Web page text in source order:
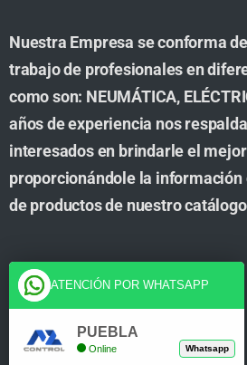
Nuestra Empresa se conforma
trabajo de profesionales en
como son: NEUMÁTICA,
años de experiencia nos
interesados en brindarle el
proporcionándole la información
de productos de nuestro
Cuenta
Tienda
ATENCIÓN POR WHATSAPP
PUEBLA
Online Whatsapp